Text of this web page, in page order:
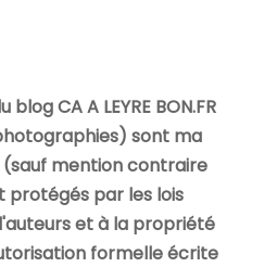
CA A LEYRE BON.FR
sont ma
mention contraire
protégés par les lois
et à la propriété
formelle écrite